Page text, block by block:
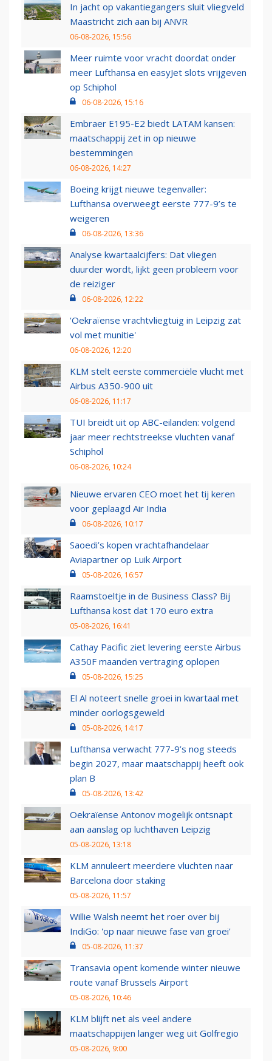
In jacht op vakantiegangers sluit vliegveld
Maastricht zich aan bij ANVR
06-08-2026, 15:56
Meer ruimte voor vracht doordat onder
meer Lufthansa en easyJet slots vrijgeven
op Schiphol
06-08-2026, 15:16
Embraer E195-E2 biedt LATAM kansen:
maatschappij zet in op nieuwe
bestemmingen
06-08-2026, 14:27
Boeing krijgt nieuwe tegenvaller:
Lufthansa overweegt eerste 777-9’s te
weigeren
06-08-2026, 13:36
Analyse kwartaalcijfers: Dat vliegen
duurder wordt, lijkt geen probleem voor
de reiziger
06-08-2026, 12:22
'Oekraïense vrachtvliegtuig in Leipzig zat
vol met munitie'
06-08-2026, 12:20
KLM stelt eerste commerciële vlucht met
Airbus A350-900 uit
06-08-2026, 11:17
TUI breidt uit op ABC-eilanden: volgend
jaar meer rechtstreekse vluchten vanaf
Schiphol
06-08-2026, 10:24
Nieuwe ervaren CEO moet het tij keren
voor geplaagd Air India
06-08-2026, 10:17
Saoedi’s kopen vrachtafhandelaar
Aviapartner op Luik Airport
05-08-2026, 16:57
Raamstoeltje in de Business Class? Bij
Lufthansa kost dat 170 euro extra
05-08-2026, 16:41
Cathay Pacific ziet levering eerste Airbus
A350F maanden vertraging oplopen
05-08-2026, 15:25
El Al noteert snelle groei in kwartaal met
minder oorlogsgeweld
05-08-2026, 14:17
Lufthansa verwacht 777-9’s nog steeds
begin 2027, maar maatschappij heeft ook
plan B
05-08-2026, 13:42
Oekraïense Antonov mogelijk ontsnapt
aan aanslag op luchthaven Leipzig
05-08-2026, 13:18
KLM annuleert meerdere vluchten naar
Barcelona door staking
05-08-2026, 11:57
Willie Walsh neemt het roer over bij
IndiGo: 'op naar nieuwe fase van groei'
05-08-2026, 11:37
Transavia opent komende winter nieuwe
route vanaf Brussels Airport
05-08-2026, 10:46
KLM blijft net als veel andere
maatschappijen langer weg uit Golfregio
05-08-2026, 9:00